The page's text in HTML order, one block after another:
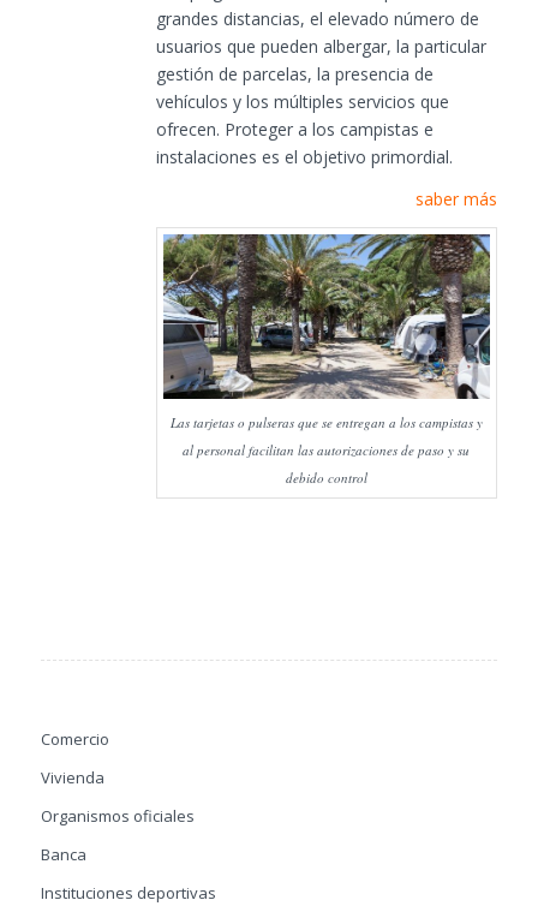
grandes distancias, el elevado número de
usuarios que pueden albergar, la particular
gestión de parcelas, la presencia de
vehículos y los múltiples servicios que
ofrecen. Proteger a los campistas e
instalaciones es el objetivo primordial.
saber más
Las tarjetas o pulseras que se entregan a los campistas y
al personal facilitan las autorizaciones de paso y su
debido control
Comercio
Vivienda
Organismos oficiales
Banca
Instituciones deportivas